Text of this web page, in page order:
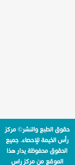
حقوق الطبع والنشر© مركز
رأس الخيمة للإحصاء. جميع
الحقوق محفوظة يدار هذا
الموقع من مركز راس